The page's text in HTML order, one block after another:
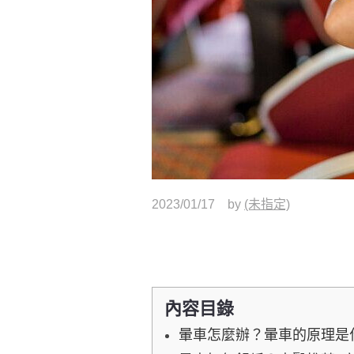
2023/01/17 by (未指定)
內容目錄
暈車怎麼辦？暈車的原理是